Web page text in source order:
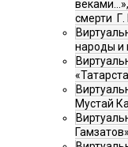
смерти
народы и
Мустай
Гамзатов»